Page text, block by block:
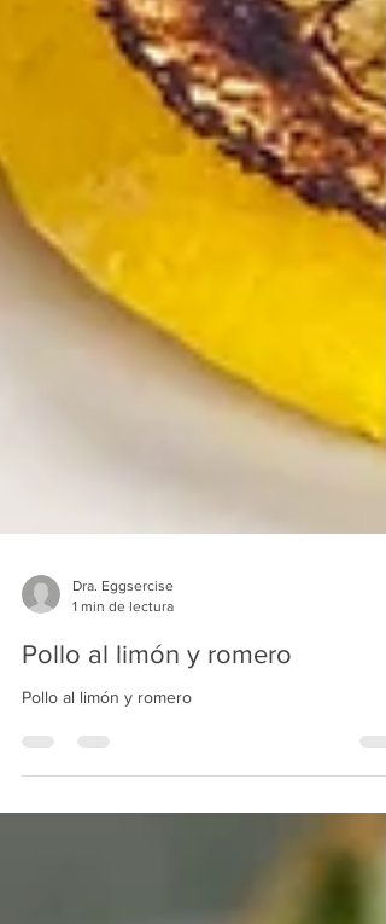
1 min de lectura
Pollo al limón y romero
Pollo al limón y romero